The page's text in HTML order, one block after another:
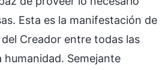
Esta es la manifestación de
Creador entre todas las
humanidad. Semejante